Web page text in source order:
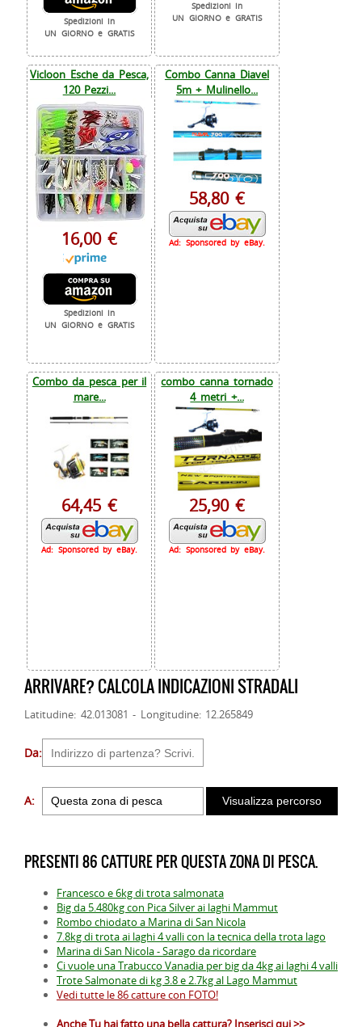
Spedizioni in
UN GIORNO e GRATIS
Spedizioni in
UN GIORNO e GRATIS
Vicloon Esche da Pesca,
120 Pezzi...
16,00 €
Spedizioni in
UN GIORNO e GRATIS
Combo Canna Diavel
5m + Mulinello...
58,80 €
Ad: Sponsored by eBay.
Combo da pesca per il
mare...
64,45 €
Ad: Sponsored by eBay.
combo canna tornado
4 metri +...
25,90 €
Ad: Sponsored by eBay.
ARRIVARE? CALCOLA INDICAZIONI STRADALI
Latitudine: 42.013081 - Longitudine: 12.265849
Da:
A:
PRESENTI 86 CATTURE PER QUESTA ZONA DI PESCA.
Francesco e 6kg di trota salmonata
Big da 5.480kg con Pica Silver ai laghi Mammut
Rombo chiodato a Marina di San Nicola
7.8kg di trota ai laghi 4 valli con la tecnica della trota lago
Marina di San Nicola - Sarago da ricordare
Ci vuole una Trabucco Vanadia per big da 4kg ai laghi 4 valli
Trote Salmonate di kg 3.8 e 2.7kg al Lago Mammut
Vedi tutte le 86 catture con FOTO!
Anche Tu hai fatto una bella cattura? Inserisci qui >>